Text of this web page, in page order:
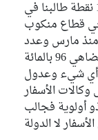
تقديم وثيقة عمل تتكون من 16 نقطة طالبنا في
قطاع منكوب
منذ مارس وعدد
أي شيء وعدول
الأسفار
أولوية فجالب
لا الدولة